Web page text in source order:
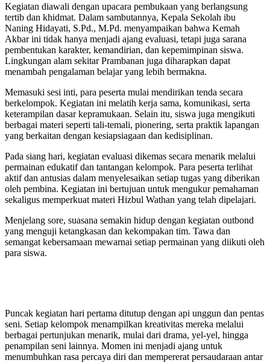
Kegiatan diawali dengan upacara pembukaan yang berlangsung
tertib dan khidmat. Dalam sambutannya, Kepala Sekolah ibu
Naning Hidayati, S.Pd., M.Pd. menyampaikan bahwa Kemah
Akbar ini tidak hanya menjadi ajang evaluasi, tetapi juga sarana
pembentukan karakter, kemandirian, dan kepemimpinan siswa.
Lingkungan alam sekitar Prambanan juga diharapkan dapat
menambah pengalaman belajar yang lebih bermakna.
Memasuki sesi inti, para peserta mulai mendirikan tenda secara
berkelompok. Kegiatan ini melatih kerja sama, komunikasi, serta
keterampilan dasar kepramukaan. Selain itu, siswa juga mengikuti
berbagai materi seperti tali-temali, pionering, serta praktik lapangan
yang berkaitan dengan kesiapsiagaan dan kedisiplinan.
Pada siang hari, kegiatan evaluasi dikemas secara menarik melalui
permainan edukatif dan tantangan kelompok. Para peserta terlihat
aktif dan antusias dalam menyelesaikan setiap tugas yang diberikan
oleh pembina. Kegiatan ini bertujuan untuk mengukur pemahaman
sekaligus memperkuat materi Hizbul Wathan yang telah dipelajari.
Menjelang sore, suasana semakin hidup dengan kegiatan outbond
yang menguji ketangkasan dan kekompakan tim. Tawa dan
semangat kebersamaan mewarnai setiap permainan yang diikuti oleh
para siswa.
Puncak kegiatan hari pertama ditutup dengan api unggun dan pentas
seni. Setiap kelompok menampilkan kreativitas mereka melalui
berbagai pertunjukan menarik, mulai dari drama, yel-yel, hingga
penampilan seni lainnya. Momen ini menjadi ajang untuk
menumbuhkan rasa percaya diri dan mempererat persaudaraan antar